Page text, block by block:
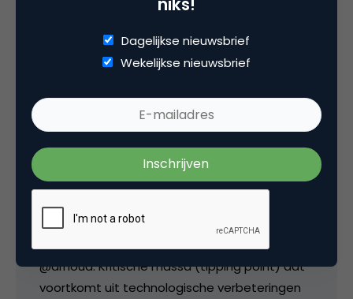
Denk dus dat het weinig te maken heeft met
technologie óf breedband aansluitingen. Meer
met het totaal aantal mensen dat nu online
3 juni 2007 om 05:02
media
@arnoud: Kritische massa (tipping point) dat
voortkomt uit technologische verbeteringen
Dagelijkse nieuwsbrief
Wekelijkse nieuwsbrief